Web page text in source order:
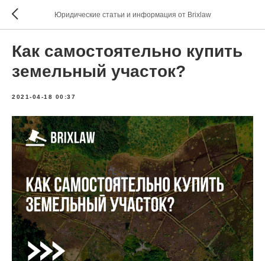
Юридические статьи и информация от Brixlaw
Как самостоятельно купить
земельный участок?
2021-04-18 00:37